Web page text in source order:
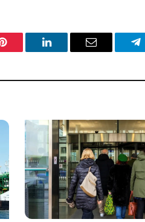
PinterestLinkedInEmail